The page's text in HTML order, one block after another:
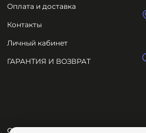
Оплата и доставка
Контакты
Личный кабинет
ГАРАНТИЯ И ВОЗВРАТ
ООО "ОЗДОРОВИТЕЛЬНЫЕ